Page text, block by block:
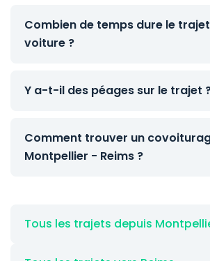
Combien de temps dure le
voiture ?
Y a-t-il des péages sur le trajet
Comment trouver un
Montpellier - Reims ?
Tous les trajets depuis